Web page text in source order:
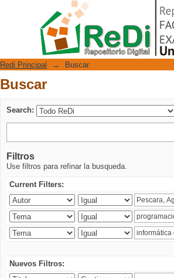
Repositorio Digital
Redi Principal → Buscar
Buscar
Search:
Filtros
Use filtros para refinar la busqueda.
Current Filters:
Nuevos Filtros: